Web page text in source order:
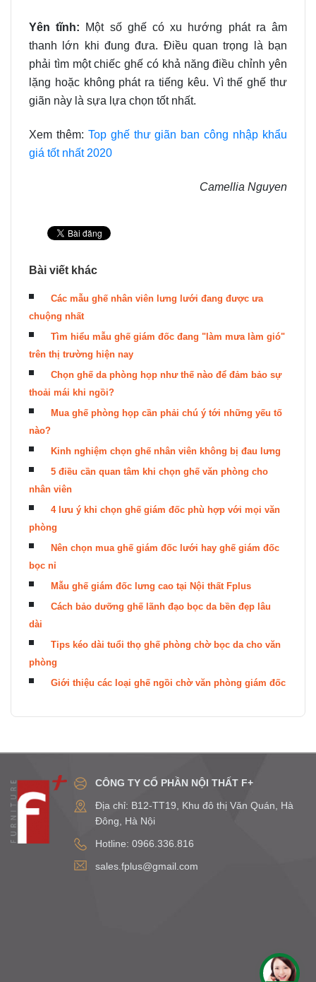
Yên tĩnh: Một số ghế có xu hướng phát ra âm
thanh lớn khi đung đưa. Điều quan trọng là bạn
phải tìm một chiếc ghế có khả năng điều chỉnh yên
lặng hoặc không phát ra tiếng kêu. Vì thế ghế thư
giãn này là sựa lựa chọn tốt nhất.
Xem thêm: Top ghế thư giãn ban công nhập khẩu
giá tốt nhất 2020
Camellia Nguyen
Bài viết khác
Các mẫu ghế nhân viên lưng lưới đang được ưa
chuộng nhất
Tìm hiểu mẫu ghế giám đốc đang "làm mưa làm gió"
trên thị trường hiện nay
Chọn ghế da phòng họp như thế nào để đảm bảo sự
thoải mái khi ngồi?
Mua ghế phòng họp cần phải chú ý tới những yếu tố
nào?
Kinh nghiệm chọn ghế nhân viên không bị đau lưng
5 điều cần quan tâm khi chọn ghế văn phòng cho
nhân viên
4 lưu ý khi chọn ghế giám đốc phù hợp với mọi văn
phòng
Nên chọn mua ghế giám đốc lưới hay ghế giám đốc
bọc nỉ
Mẫu ghế giám đốc lưng cao tại Nội thất Fplus
Cách bảo dưỡng ghế lãnh đạo bọc da bền đẹp lâu
dài
Tips kéo dài tuổi thọ ghế phòng chờ bọc da cho văn
phòng
Giới thiệu các loại ghế ngồi chờ văn phòng giám đốc
CÔNG TY CỔ PHẦN NỘI THẤT F+
Địa chỉ: B12-TT19, Khu đô thị Văn Quán, Hà
Đông, Hà Nội
Hotline: 0966.336.816
sales.fplus@gmail.com